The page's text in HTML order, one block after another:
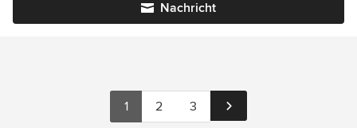
Nachricht
1 2 3